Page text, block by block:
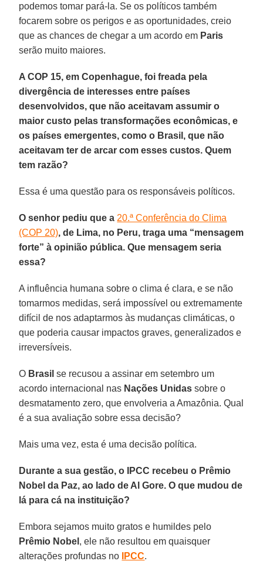
podemos tomar pará-la. Se os políticos também
focarem sobre os perigos e as oportunidades, creio
que as chances de chegar a um acordo em Paris
serão muito maiores.
A COP 15, em Copenhague, foi freada pela
divergência de interesses entre países
desenvolvidos, que não aceitavam assumir o
maior custo pelas transformações econômicas, e
os países emergentes, como o Brasil, que não
aceitavam ter de arcar com esses custos. Quem
tem razão?
Essa é uma questão para os responsáveis políticos.
O senhor pediu que a 20.ª Conferência do Clima
(COP 20), de Lima, no Peru, traga uma “mensagem
forte” à opinião pública. Que mensagem seria
essa?
A influência humana sobre o clima é clara, e se não
tomarmos medidas, será impossível ou extremamente
difícil de nos adaptarmos às mudanças climáticas, o
que poderia causar impactos graves, generalizados e
irreversíveis.
O Brasil se recusou a assinar em setembro um
acordo internacional nas Nações Unidas sobre o
desmatamento zero, que envolveria a Amazônia. Qual
é a sua avaliação sobre essa decisão?
Mais uma vez, esta é uma decisão política.
Durante a sua gestão, o IPCC recebeu o Prêmio
Nobel da Paz, ao lado de Al Gore. O que mudou de
lá para cá na instituição?
Embora sejamos muito gratos e humildes pelo
Prêmio Nobel , ele não resultou em quaisquer
alterações profundas no
IPCC.